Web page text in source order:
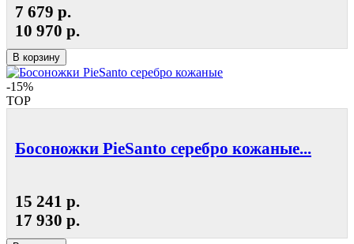
7 679 р.
10 970 р.
В корзину
-15%
TOP
Босоножки PieSanto серебро кожаные...
15 241 р.
17 930 р.